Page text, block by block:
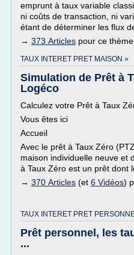
emprunt à taux variable
ni coûts de transaction, ni
étant de déterminer les flux
→ 373 Articles pour ce thème
TAUX INTERET PRET MAISON »
Simulation de Prêt à
Logéco
Calculez votre Prêt à Taux
Vous êtes ici
Accueil
Avec le prêt à Taux Zéro
maison individuelle neuve et
à Taux Zéro est un prêt dont
→ 370 Articles (et 6 Vidéos)
TAUX INTERET PRET
Prêt personnel, les
...